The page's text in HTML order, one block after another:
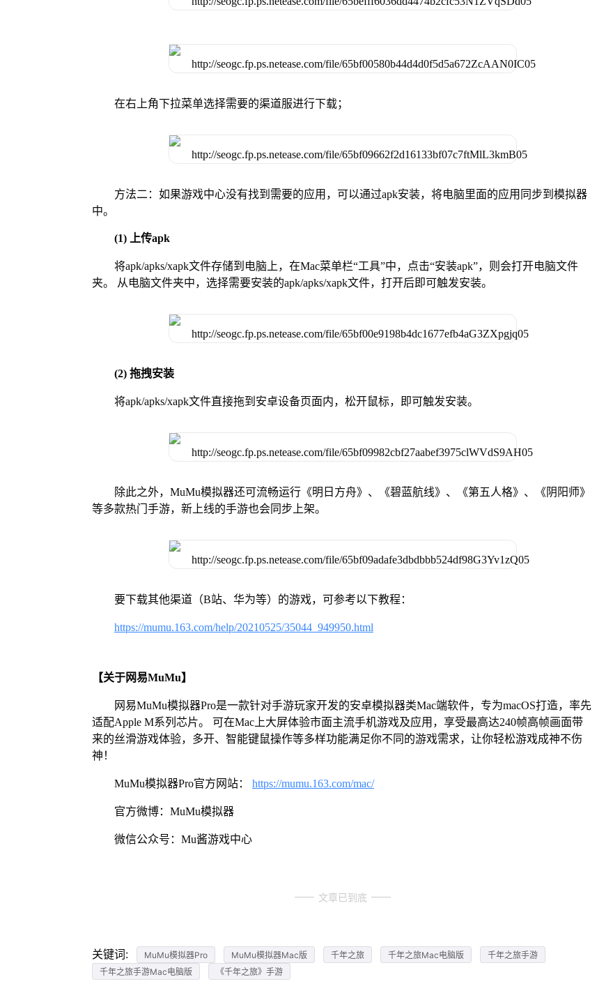
在右上角下拉菜单选择需要的渠道服进行下载；
方法二：如果游戏中心没有找到需要的应用，可以通过apk安装，将电脑里面的应用同步到模拟器
中。
(1) 上传apk
将apk/apks/xapk文件存储到电脑上，在Mac菜单栏“工具”中，点击“安装apk”，则会打开电脑文件
夹。 从电脑文件夹中，选择需要安装的apk/apks/xapk文件，打开后即可触发安装。
(2) 拖拽安装
将apk/apks/xapk文件直接拖到安卓设备页面内，松开鼠标，即可触发安装。
除此之外，MuMu模拟器还可流畅运行《明日方舟》、《碧蓝航线》、《第五人格》、《阴阳师》
等多款热门手游，新上线的手游也会同步上架。
要下载其他渠道（B站、华为等）的游戏，可参考以下教程：
https://mumu.163.com/help/20210525/35044_949950.html
【关于网易MuMu】
网易MuMu模拟器Pro是一款针对手游玩家开发的安卓模拟器类Mac端软件，专为macOS打造，率先
适配Apple M系列芯片。 可在Mac上大屏体验市面主流手机游戏及应用，享受最高达240帧高帧画面带
来的丝滑游戏体验，多开、智能键鼠操作等多样功能满足你不同的游戏需求，让你轻松游戏成神不伤
神！
MuMu模拟器Pro官方网站： https://mumu.163.com/mac/
官方微博：MuMu模拟器
微信公众号：Mu酱游戏中心
文章已到底
关键词: MuMu模拟器Pro MuMu模拟器Mac版 千年之旅 千年之旅Mac电脑版
千年之旅手游
千年之旅手游Mac电脑版
《千年之旅》手游